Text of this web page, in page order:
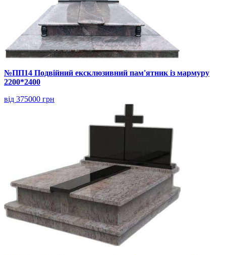
№ПП14 Подвійний ексклюзивний пам'ятник із мармуру
2200*2400
від 375000 грн